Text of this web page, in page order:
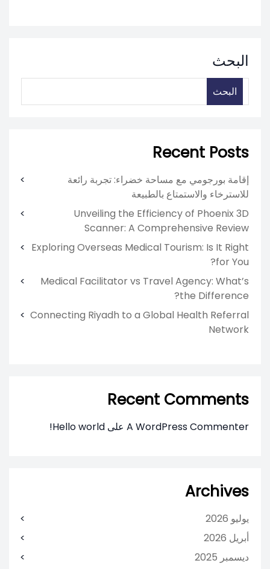
البحث
البحث
Recent Posts
إقامة بورجومي مع مساحة خضراء: تجربة رائعة
للاسترخاء والاستمتاع بالطبيعة
Unveiling the Efficiency of Phoenix 3D
Scanner: A Comprehensive Review
Exploring Overseas Medical Tourism: Is It Right
for You?
Medical Facilitator vs Travel Agency: What’s
the Difference?
Connecting Riyadh to a Global Health Referral
Network
Recent Comments
A WordPress Commenter على Hello world!
Archives
يوليو 2026
أبريل 2026
ديسمبر 2025